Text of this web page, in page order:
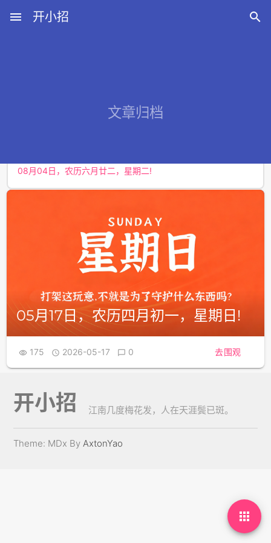
menu 开小招 
文章归档
05月17日，农历四月初一，星期日!
 175  2026-05-17  0 去围观

开小招 江南几度梅花发，人在天涯鬓已斑。
Theme: MDx ByAxtonYao
08月08日，农历六月廿六，星期六!
08月04日，农历六月廿二，星期二!